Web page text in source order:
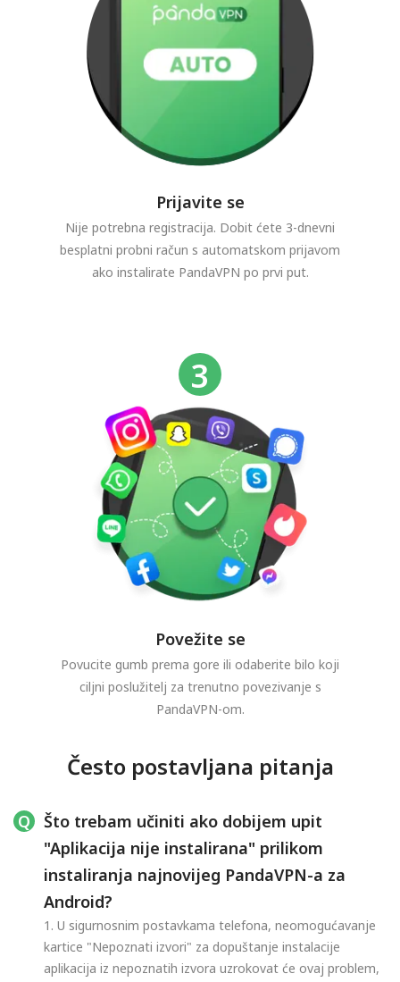
Prijavite se
Nije potrebna registracija. Dobit ćete 3-dnevni
besplatni probni račun s automatskom prijavom
ako instalirate PandaVPN po prvi put.
Povežite se
Povucite gumb prema gore ili odaberite bilo koji
ciljni poslužitelj za trenutno povezivanje s
PandaVPN-om.
Često postavljana pitanja
Što trebam učiniti ako dobijem upit
"Aplikacija nije instalirana" prilikom
instaliranja najnovijeg PandaVPN-a za
Android?
1. U sigurnosnim postavkama telefona, neomogućavanje
kartice "Nepoznati izvori" za dopuštanje instalacije
aplikacija iz nepoznatih izvora uzrokovat će ovaj problem,